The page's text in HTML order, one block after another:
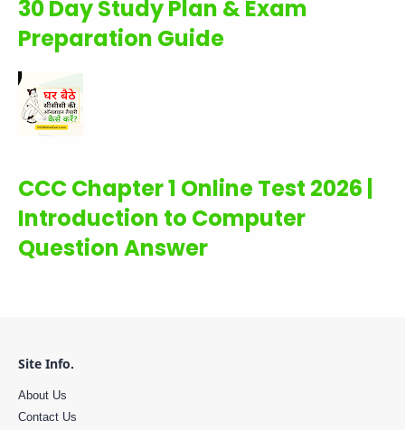
30 Day Study Plan & Exam
Preparation Guide
CCC Chapter 1 Online Test 2026 |
Introduction to Computer
Question Answer
Site Info.
About Us
Contact Us